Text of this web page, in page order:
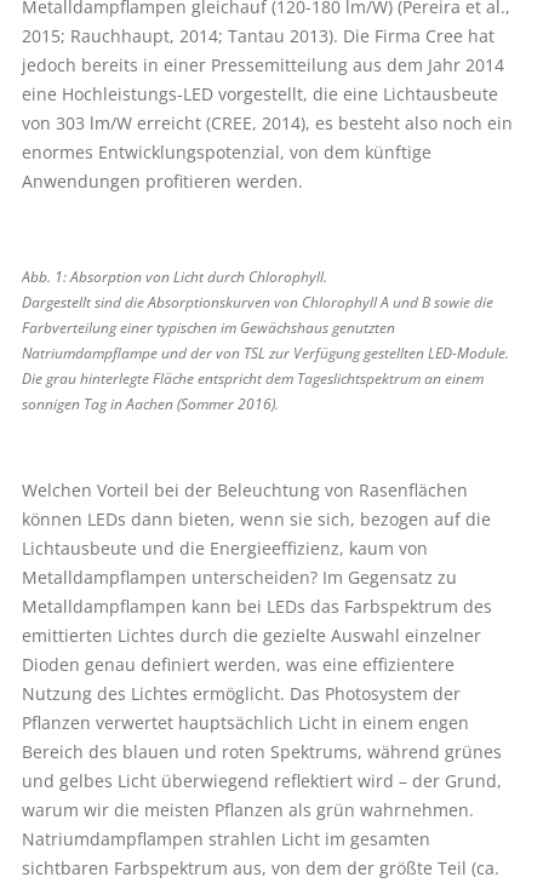
Metalldampflampen gleichauf (120-180 lm/W) (Pereira et al.,
2015; Rauchhaupt, 2014; Tantau 2013). Die Firma Cree hat
jedoch bereits in einer Pressemitteilung aus dem Jahr 2014
eine Hochleistungs-LED vorgestellt, die eine Lichtausbeute
von 303 lm/W erreicht (CREE, 2014), es besteht also noch ein
enormes Entwicklungspotenzial, von dem künftige
Anwendungen profitieren werden.
Abb. 1: Absorption von Licht durch Chlorophyll.
Dargestellt sind die Absorptionskurven von Chlorophyll A und B sowie die
Farbverteilung einer typischen im Gewächshaus genutzten
Natriumdampflampe und der von TSL zur Verfügung gestellten LED-Module.
Die grau hinterlegte Fläche entspricht dem Tageslichtspektrum an einem
sonnigen Tag in Aachen (Sommer 2016).
Welchen Vorteil bei der Beleuchtung von Rasenflächen
können LEDs dann bieten, wenn sie sich, bezogen auf die
Lichtausbeute und die Energieeffizienz, kaum von
Metalldampflampen unterscheiden? Im Gegensatz zu
Metalldampflampen kann bei LEDs das Farbspektrum des
emittierten Lichtes durch die gezielte Auswahl einzelner
Dioden genau definiert werden, was eine effizientere
Nutzung des Lichtes ermöglicht. Das Photosystem der
Pflanzen verwertet hauptsächlich Licht in einem engen
Bereich des blauen und roten Spektrums, während grünes
und gelbes Licht überwiegend reflektiert wird – der Grund,
warum wir die meisten Pflanzen als grün wahrnehmen.
Natriumdampflampen strahlen Licht im gesamten
sichtbaren Farbspektrum aus, von dem der größte Teil (ca.